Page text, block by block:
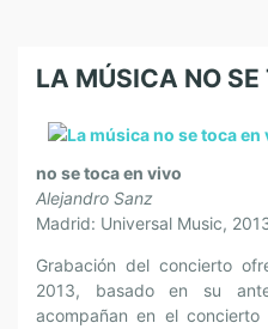
LA MÚSICA NO
no se toca en vivo
Alejandro Sanz
Madrid: Universal Music,
Grabación del concierto
2013, basado en su
acompañan en el